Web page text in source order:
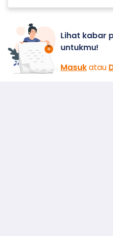
Lihat kabar
untukmu!
Masukatau